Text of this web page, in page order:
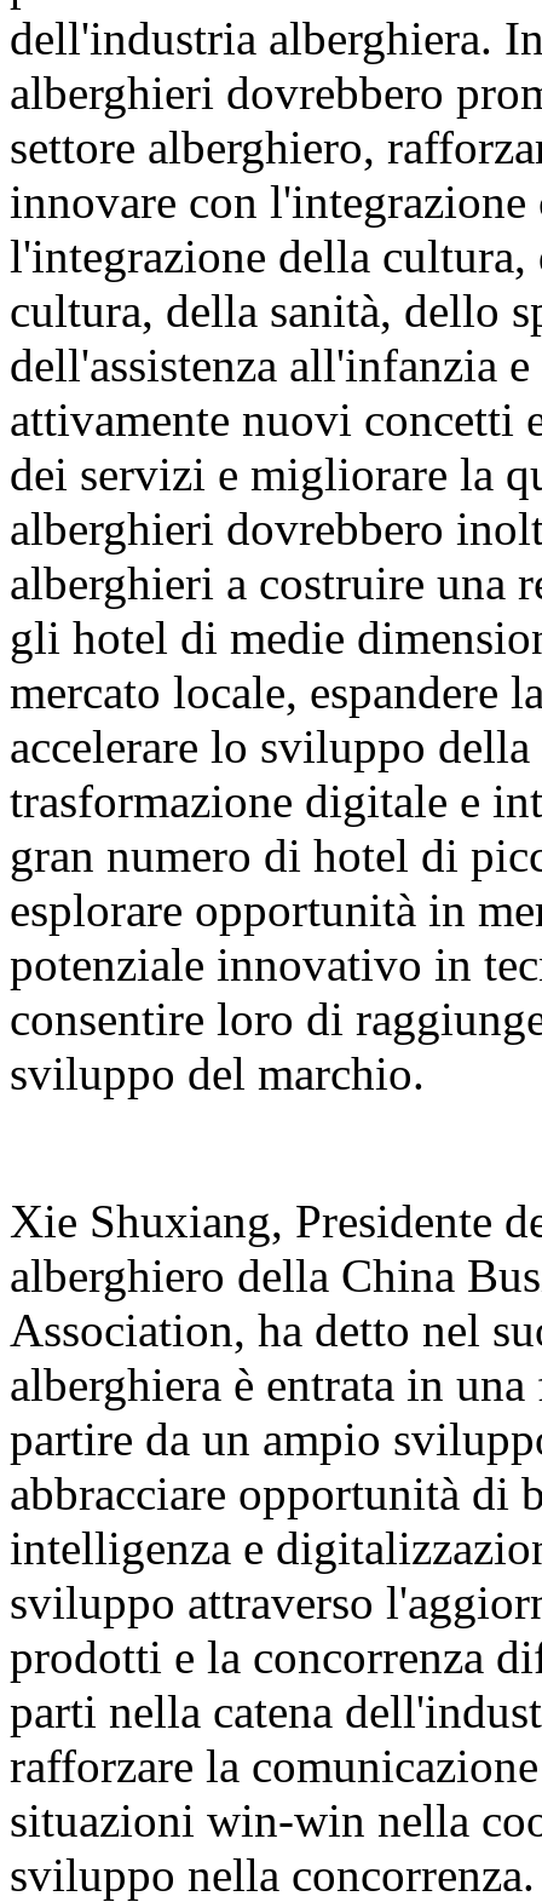
dell'industria alberghiera.
alberghieri dovrebbero
settore alberghiero,
innovare con
l'integrazione della
cultura, della sanità, dello
dell'assistenza all'infanzia
attivamente nuovi concetti
dei servizi e migliorare la
alberghieri dovrebbero
alberghieri a costruire una
gli hotel di medie
mercato locale, espandere
accelerare lo sviluppo
trasformazione digitale e
gran numero di hotel di
esplorare opportunità in
potenziale innovativo in
consentire loro di
sviluppo del marchio.
Xie Shuxiang, Presidente
alberghiero della China
Association, ha detto nel
alberghiera è entrata in
partire da un ampio
abbracciare opportunità di
intelligenza e
sviluppo attraverso
prodotti e la concorrenza
parti nella catena
rafforzare la
situazioni win-win nella
sviluppo nella concorrenza.